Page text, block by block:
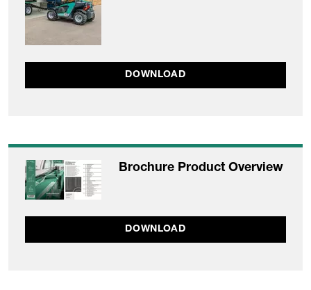
DOWNLOAD
Brochure Product Overview
DOWNLOAD